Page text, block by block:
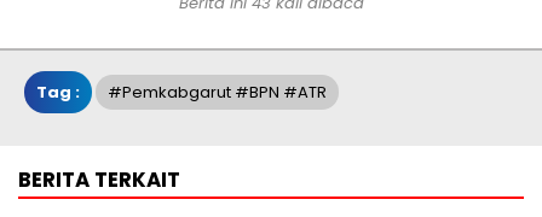
Tag : #Pemkabgarut #BPN #ATR
BERITA TERKAIT